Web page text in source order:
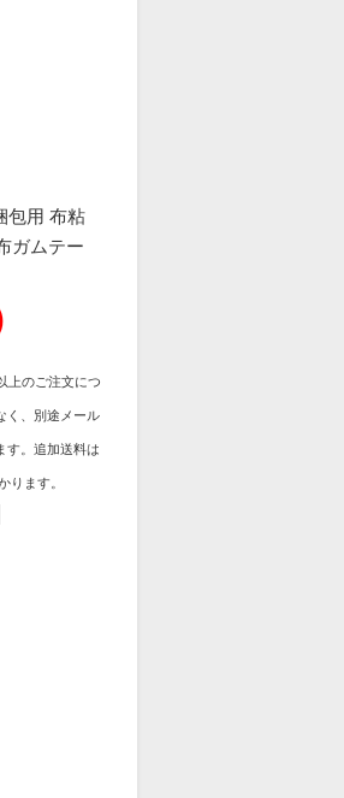
包用 布粘
ガムテー
上のご注文につ
く、別途メール
す。追加送料は
ります。